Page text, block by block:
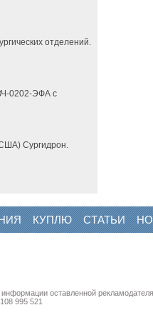
отделений.
0202-ЭФА с
Сургидрон.
КУПЛЮ СТАТЬИ
оставленной
995 521